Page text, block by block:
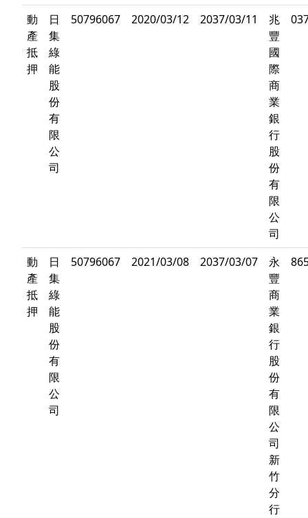
動
產
抵
押
日
集
綠
能
股
份
有
限
公
司
50796067 2020/03/12 2037/03/11
兆
豐
國
際
商
業
銀
行
股
份
有
限
公
司
動
產
抵
押
日
集
綠
能
股
份
有
限
公
司
50796067 2021/03/08 2037/03/07
永
豐
商
業
銀
行
股
份
有
限
公
司
新
竹
分
行